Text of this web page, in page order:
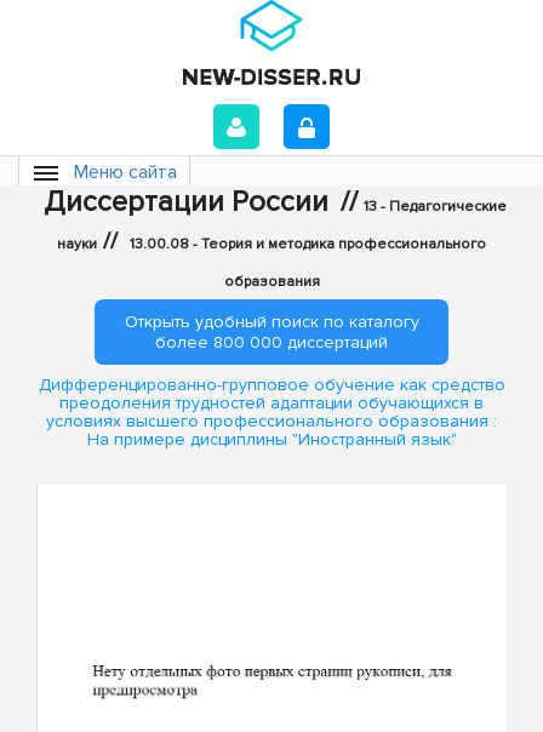
Меню сайта
Диссертации России // 13 - Педагогические
науки // 13.00.08 - Теория и методика профессионального
образования
Открыть удобный поиск по каталогу
более 800 000 диссертаций
Дифференцированно-групповое обучение как средство
преодоления трудностей адаптации обучающихся в
условиях высшего профессионального образования :
На примере дисциплины "Иностранный язык"